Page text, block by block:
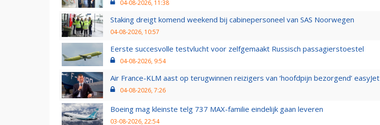
04-08-2026, 11:38
Staking dreigt komend weekend bij cabinepersoneel van SAS Noorwegen
04-08-2026, 10:57
Eerste succesvolle testvlucht voor zelfgemaakt Russisch passagierstoestel
04-08-2026, 9:54
Air France-KLM aast op terugwinnen reizigers van ‘hoofdpijn bezorgend’ easyJet
04-08-2026, 7:26
Boeing mag kleinste telg 737 MAX-familie eindelijk gaan leveren
03-08-2026, 22:54